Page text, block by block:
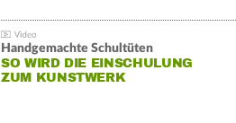
Handgemachte Schultüten
SO WIRD DIE EINSCHULUNG
ZUM KUNSTWERK